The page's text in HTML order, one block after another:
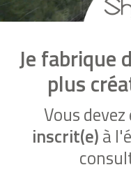
Je fabrique
plus
Vous
inscrit(e)à